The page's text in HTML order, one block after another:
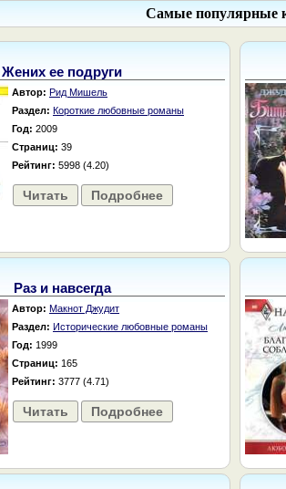
Самые популярные
Жених ее подруги
Автор: Рид Мишель
Раздел: Короткие любовные романы
Год: 2009
Страниц: 39
Рейтинг: 5998 (4.20)
Читать Подробнее
Раз и навсегда
Автор: Макнот Джудит
Раздел: Исторические любовные романы
Год: 1999
Страниц: 165
Рейтинг: 3777 (4.71)
Читать Подробнее